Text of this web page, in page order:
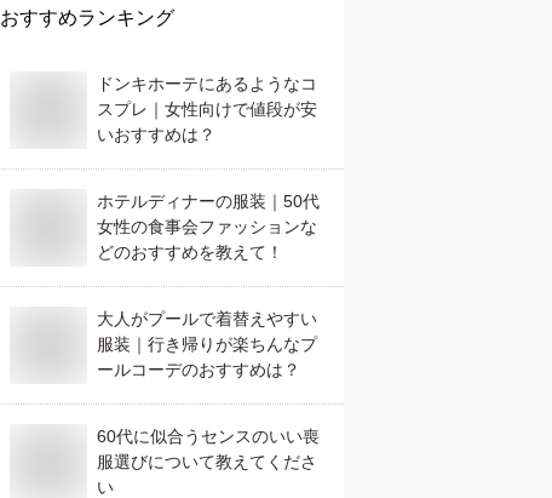
おすすめランキング
ドンキホーテにあるようなコ
スプレ｜女性向けで値段が安
いおすすめは？
ホテルディナーの服装｜50代
女性の食事会ファッションな
どのおすすめを教えて！
大人がプールで着替えやすい
服装｜行き帰りが楽ちんなプ
ールコーデのおすすめは？
60代に似合うセンスのいい喪
服選びについて教えてくださ
い